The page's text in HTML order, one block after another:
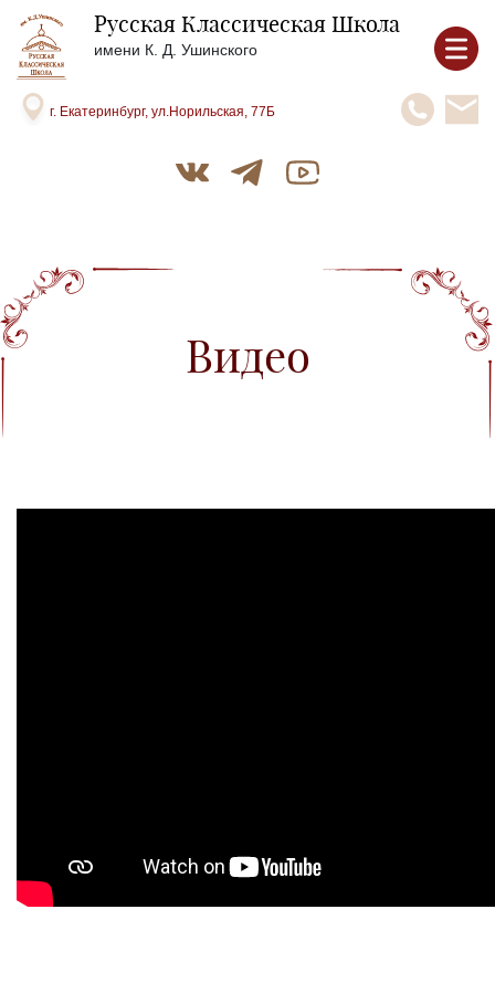
Русская Классическая Школа
имени К. Д. Ушинского
г. Екатеринбург, ул.Норильская, 77Б
Видео